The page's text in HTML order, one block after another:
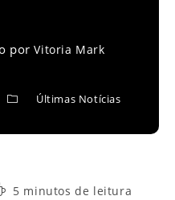
porVitoria Mark
Últimas Notícias
5 minutos de leitura